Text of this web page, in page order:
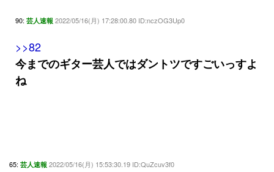
90: 芸人速報 2022/05/16(月) 17:28:00.80 ID:nczOG3Up0
>>82
今までのギター芸人ではダントツですごいっすよ
ね
65: 芸人速報 2022/05/16(月) 15:53:30.19 ID:QuZcuv3f0